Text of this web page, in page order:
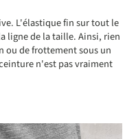
L'élastique fin sur tout le
ligne de la taille. Ainsi, rien
ou de frottement sous un
n'est pas vraiment